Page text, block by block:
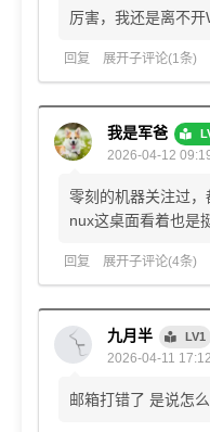
厉害，我还是离不
回复 展开子评论(1条)
我是军爸
2026-04-12
零刻的机器关注过
nux这桌面看着也是
回复 展开子评论(4条)
九月半 LV1
2026-04-11 17:12
邮箱打错了 是说怎